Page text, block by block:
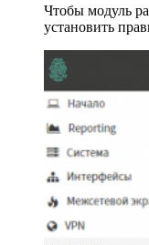
Чтобы модуль
установить